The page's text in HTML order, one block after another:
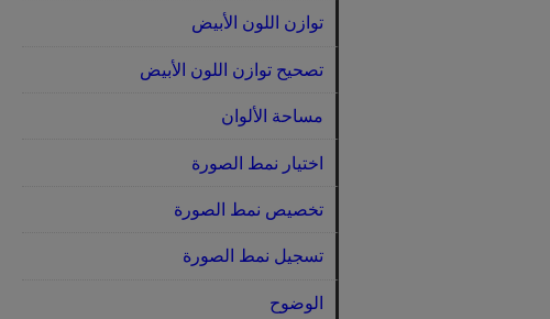
توازن اللون الأبيض
تصحيح توازن اللون الأبيض
مساحة الألوان
اختيار نمط الصورة
تخصيص نمط الصورة
تسجيل نمط الصورة
الوضوح